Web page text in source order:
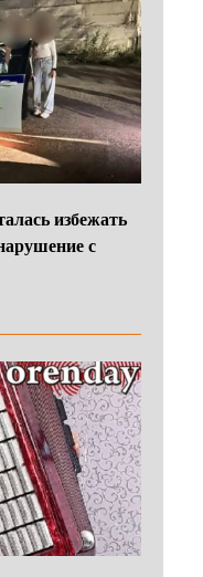
избежать
с